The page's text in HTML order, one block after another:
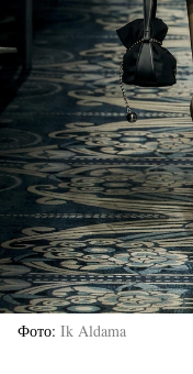
Фото Ik Aldama